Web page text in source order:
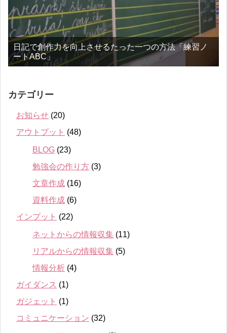
日記で創作力を向上させるたった一つの方法「練習ノ
ートABC」
カテゴリー
お知らせ (20)
アウトプット (48)
BLOG (23)
勉強会の作り方 (3)
文章作成 (16)
資料作成 (6)
インプット (22)
ネットからの情報収集 (11)
リアルからの情報収集 (5)
情報分析 (4)
ガイダンス (1)
ガジェット (1)
コミュニケーション (32)